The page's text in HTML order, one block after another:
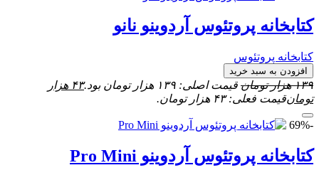
کتابخانه پروتئوس آردوینو نانو
کتابخانه پروتئوس
افزودن به سبد خرید
۱۳۹ هزار تومان قیمت اصلی: ۱۳۹ هزار تومان بود. ۴۳ هزار
تومانقیمت فعلی: ۴۳ هزار تومان.
-69%
کتابخانه پروتئوس آردوینو Pro Mini